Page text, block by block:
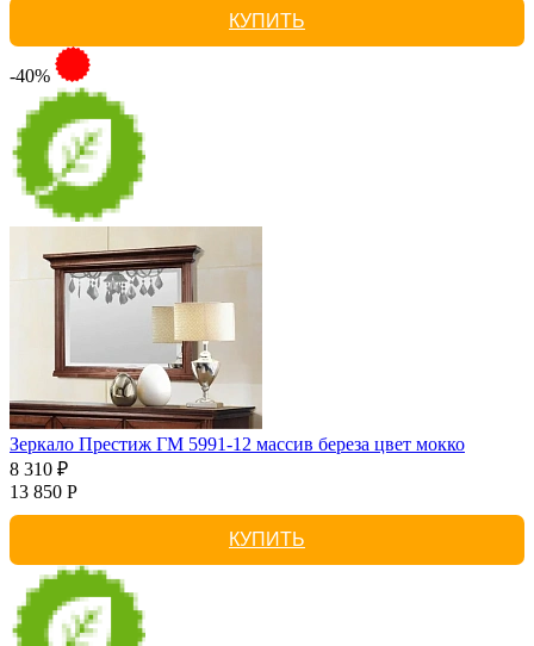
КУПИТЬ
-40%
Зеркало Престиж ГМ 5991-12 массив береза цвет мокко
8 310 ₽
13 850 Р
КУПИТЬ